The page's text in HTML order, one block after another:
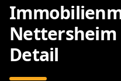
Nettersheim
Detail